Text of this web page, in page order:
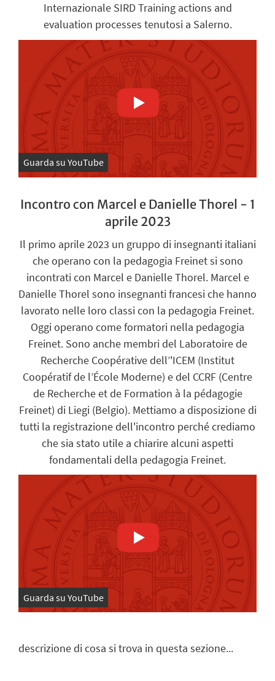
Internazionale SIRD Training actions and
evaluation processes tenutosi a Salerno.
Guarda su YouTube
Incontro con Marcel e Danielle Thorel - 1
aprile 2023
Il primo aprile 2023 un gruppo di insegnanti italiani
che operano con la pedagogia Freinet si sono
incontrati con Marcel e Danielle Thorel. Marcel e
Danielle Thorel sono insegnanti francesi che hanno
lavorato nelle loro classi con la pedagogia Freinet.
Oggi operano come formatori nella pedagogia
Freinet. Sono anche membri del Laboratoire de
Recherche Coopérative dell’'ICEM (Institut
Coopératif de l’École Moderne) e del CCRF (Centre
de Recherche et de Formation à la pédagogie
Freinet) di Liegi (Belgio). Mettiamo a disposizione di
tutti la registrazione dell'incontro perché crediamo
che sia stato utile a chiarire alcuni aspetti
fondamentali della pedagogia Freinet.
Guarda su YouTube
descrizione di cosa si trova in questa sezione...